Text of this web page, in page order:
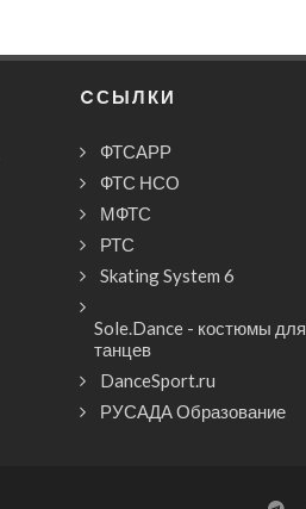
CСЫЛКИ
ФТСАРР
ФТС НСО
МФТС
РТС
Skating System 6
Sole.Dance - костюмы для
танцев
DanceSport.ru
РУСАДА Образование